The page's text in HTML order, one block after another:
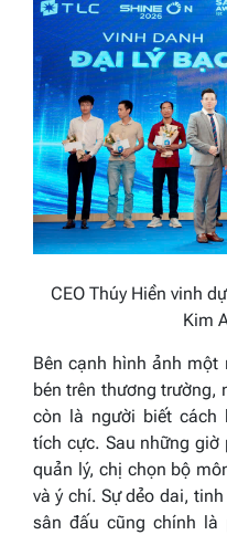
CEO Thúy Hiền vinh
Kim
Bên cạnh hình ảnh một
bén trên thương trường,
còn là người biết cách
tích cực. Sau những giờ
quản lý, chị chọn bộ
và ý chí. Sự dẻo dai,
sân đấu cũng chính là